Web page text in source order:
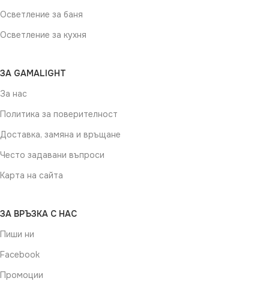
Осветление за баня
Осветление за кухня
ЗА GAMALIGHT
За нас
Политика за поверителност
Доставка, замяна и връщане
Често задавани въпроси
Карта на сайта
ЗА ВРЪЗКА С НАС
Пиши ни
Facebook
Промоции